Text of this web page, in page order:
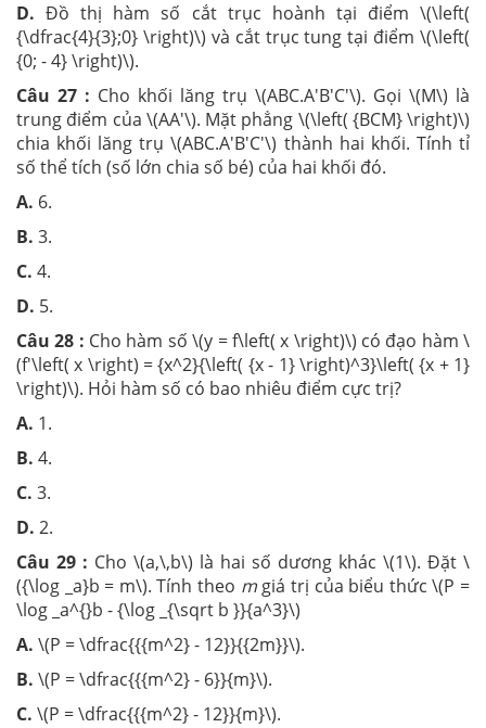
D. Đồ thị hàm số cắt trục hoành tại điểm \(\left(
{\dfrac{4}{3};0} \right)\) và cắt trục tung tại điểm \(\left(
{0; - 4} \right)\).
Câu 27 : Cho khối lăng trụ \(ABC.A'B'C'\). Gọi \(M\) là
trung điểm của \(AA'\). Mặt phẳng \(\left( {BCM} \right)\)
chia khối lăng trụ \(ABC.A'B'C'\) thành hai khối. Tính tỉ
số thể tích (số lớn chia số bé) của hai khối đó.
A. 6.
B. 3.
C. 4.
D. 5.
Câu 28 : Cho hàm số \(y = f\left( x \right)\) có đạo hàm \
(f'\left( x \right) = {x^2}{\left( {x - 1} \right)^3}\left( {x + 1}
\right)\). Hỏi hàm số có bao nhiêu điểm cực trị?
A. 1.
B. 4.
C. 3.
D. 2.
Câu 29 : Cho \(a,\,b\) là hai số dương khác \(1\). Đặt \
({\log _a}b = m\). Tính theo mgiá trị của biểu thức \(P =
\log _a^{}b - {\log _{\sqrt b }}{a^3}\)
A. \(P = \dfrac{{{m^2} - 12}}{{2m}}\).
B. \(P = \dfrac{{{m^2} - 6}}{m}\).
C. \(P = \dfrac{{{m^2} - 12}}{m}\).